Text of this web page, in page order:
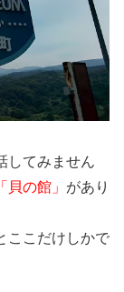
してみません
「貝の館」 があり
ここだけしかで